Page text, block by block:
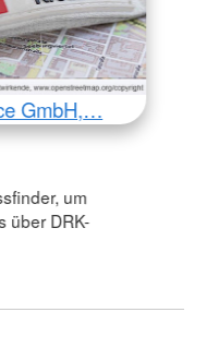
GmbH,…
um
über DRK-